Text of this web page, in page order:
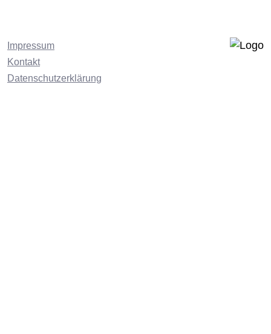
Impressum
Kontakt
Datenschutzerklärung